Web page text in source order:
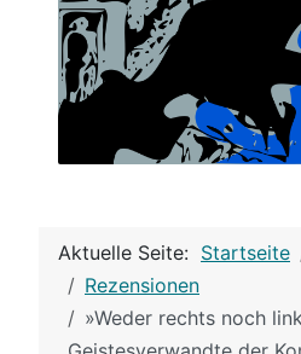
Aktuelle Seite: Startseite
Rezensionen
»Weder rechts noch